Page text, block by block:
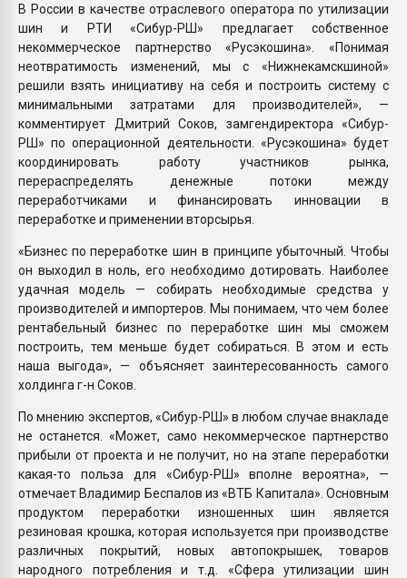
В России в качестве отраслевого оператора по утилизации
шин и РТИ «Сибур-РШ» предлагает собственное
некоммерческое партнерство «Русэкошина». «Понимая
неотвратимость изменений, мы с «Нижнекамскшиной»
решили взять инициативу на себя и построить систему с
минимальными затратами для производителей», —
комментирует Дмитрий Соков, замгендиректора «Сибур-
РШ» по операционной деятельности. «Русэкошина» будет
координировать работу участников рынка,
перераспределять денежные потоки между
переработчиками и финансировать инновации в
переработке и применении вторсырья.
«Бизнес по переработке шин в принципе убыточный. Чтобы
он выходил в ноль, его необходимо дотировать. Наиболее
удачная модель — собирать необходимые средства у
производителей и импортеров. Мы понимаем, что чем более
рентабельный бизнес по переработке шин мы сможем
построить, тем меньше будет собираться. В этом и есть
наша выгода», — объясняет заинтересованность самого
холдинга г-н Соков.
По мнению экспертов, «Сибур-РШ» в любом случае внакладе
не останется. «Может, само некоммерческое партнерство
прибыли от проекта и не получит, но на этапе переработки
какая-то польза для «Сибур-РШ» вполне вероятна», —
отмечает Владимир Беспалов из «ВТБ Капитала». Основным
продуктом переработки изношенных шин является
резиновая крошка, которая используется при производстве
различных покрытий, новых автопокрышек, товаров
народного потребления и т.д. «Сфера утилизации шин